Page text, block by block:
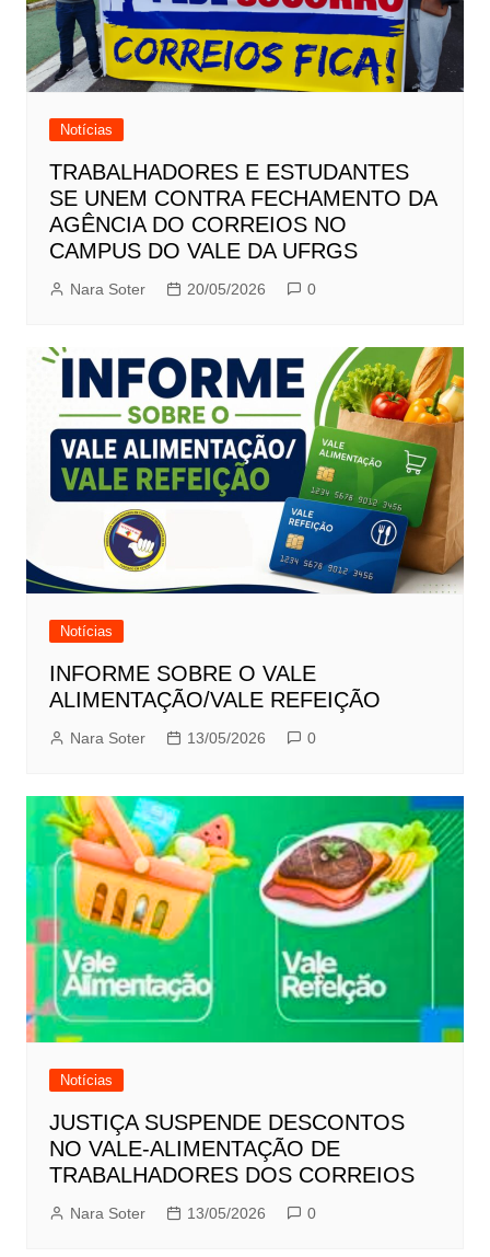
Notícias
TRABALHADORES E ESTUDANTES
SE UNEM CONTRA FECHAMENTO DA
AGÊNCIA DO CORREIOS NO
CAMPUS DO VALE DA UFRGS
Nara Soter 20/05/2026 0
Notícias
INFORME SOBRE O VALE
ALIMENTAÇÃO/VALE REFEIÇÃO
Nara Soter 13/05/2026 0
Notícias
JUSTIÇA SUSPENDE DESCONTOS
NO VALE-ALIMENTAÇÃO DE
TRABALHADORES DOS CORREIOS
Nara Soter 13/05/2026 0